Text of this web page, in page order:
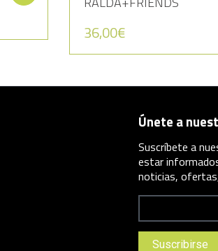
36,00€
Únete a
Suscríbete a
estar
noticias,